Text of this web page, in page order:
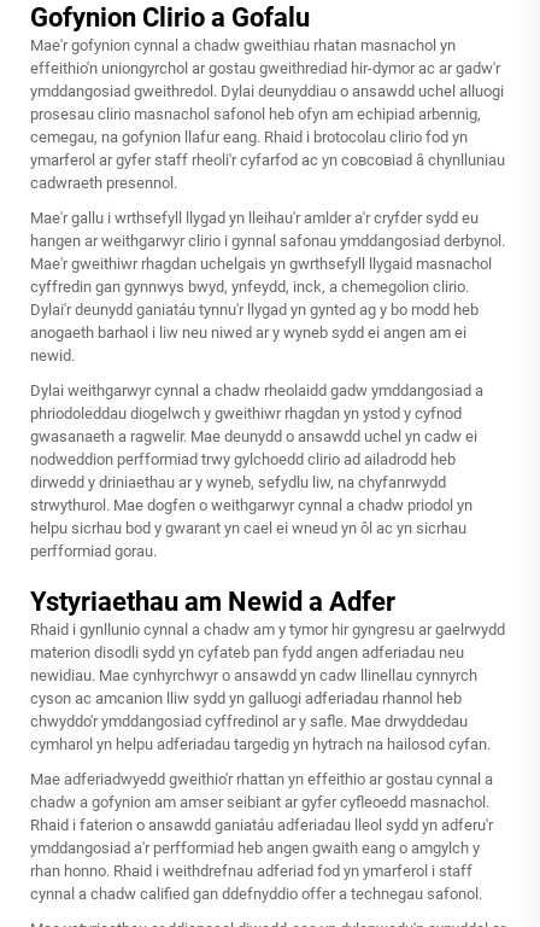
Gofynion Clirio a Gofalu
Mae'r gofynion cynnal a chadw gweithiau rhatan masnachol yn
effeithio'n uniongyrchol ar gostau gweithrediad hir-dymor ac ar gadw'r
ymddangosiad gweithredol. Dylai deunyddiau o ansawdd uchel alluogi
prosesau clirio masnachol safonol heb ofyn am echipiad arbennig,
cemegau, na gofynion llafur eang. Rhaid i brotocolau clirio fod yn
ymarferol ar gyfer staff rheoli'r cyfarfod ac yn совсовiad â chynlluniau
cadwraeth presennol.
Mae'r gallu i wrthsefyll llygad yn lleihau'r amlder a'r cryfder sydd eu
hangen ar weithgarwyr clirio i gynnal safonau ymddangosiad derbynol.
Mae'r gweithiwr rhagdan uchelgais yn gwrthsefyll llygaid masnachol
cyffredin gan gynnwys bwyd, ynfeydd, inck, a chemegolion clirio.
Dylai'r deunydd ganiatáu tynnu'r llygad yn gynted ag y bo modd heb
anogaeth barhaol i liw neu niwed ar y wyneb sydd ei angen am ei
newid.
Dylai weithgarwyr cynnal a chadw rheolaidd gadw ymddangosiad a
phriodoleddau diogelwch y gweithiwr rhagdan yn ystod y cyfnod
gwasanaeth a ragwelir. Mae deunydd o ansawdd uchel yn cadw ei
nodweddion perfformiad trwy gylchoedd clirio ad ailadrodd heb
dirwedd y driniaethau ar y wyneb, sefydlu liw, na chyfanrwydd
strwythurol. Mae dogfen o weithgarwyr cynnal a chadw priodol yn
helpu sicrhau bod y gwarant yn cael ei wneud yn ôl ac yn sicrhau
perfformiad gorau.
Ystyriaethau am Newid a Adfer
Rhaid i gynllunio cynnal a chadw am y tymor hir gyngresu ar gaelrwydd
materion disodli sydd yn cyfateb pan fydd angen adferiadau neu
newidiau. Mae cynhyrchwyr o ansawdd yn cadw llinellau cynnyrch
cyson ac amcanion lliw sydd yn galluogi adferiadau rhannol heb
chwyddo'r ymddangosiad cyffredinol ar y safle. Mae drwyddedau
cymharol yn helpu adferiadau targedig yn hytrach na hailosod cyfan.
Mae adferiadwyedd gweithio'r rhattan yn effeithio ar gostau cynnal a
chadw a gofynion am amser seibiant ar gyfer cyfleoedd masnachol.
Rhaid i faterion o ansawdd ganiatáu adferiadau lleol sydd yn adferu'r
ymddangosiad a'r perfformiad heb angen gwaith eang o amgylch y
rhan honno. Rhaid i weithdrefnau adferiad fod yn ymarferol i staff
cynnal a chadw calified gan ddefnyddio offer a technegau safonol.